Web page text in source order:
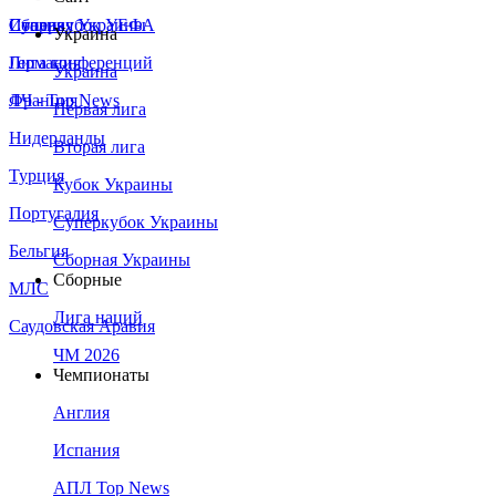
Сборная Украины
Италия
Германия
Франция
Нидерланды
Турция
Португалия
Бельгия
МЛС
Саудовская Аравия
Суперкубок УЕФА
Лига конференций
ЛЧ - Top News
Украина
Украина
Первая лига
Вторая лига
Кубок Украины
Суперкубок Украины
Сборная Украины
Сборные
Лига наций
ЧМ 2026
Чемпионаты
Англия
Испания
АПЛ Top News